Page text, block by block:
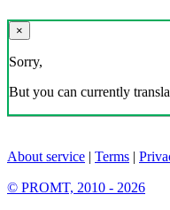
×
Sorry,
But you can currently
About service | Terms |
© PROMT, 2010 - 2026